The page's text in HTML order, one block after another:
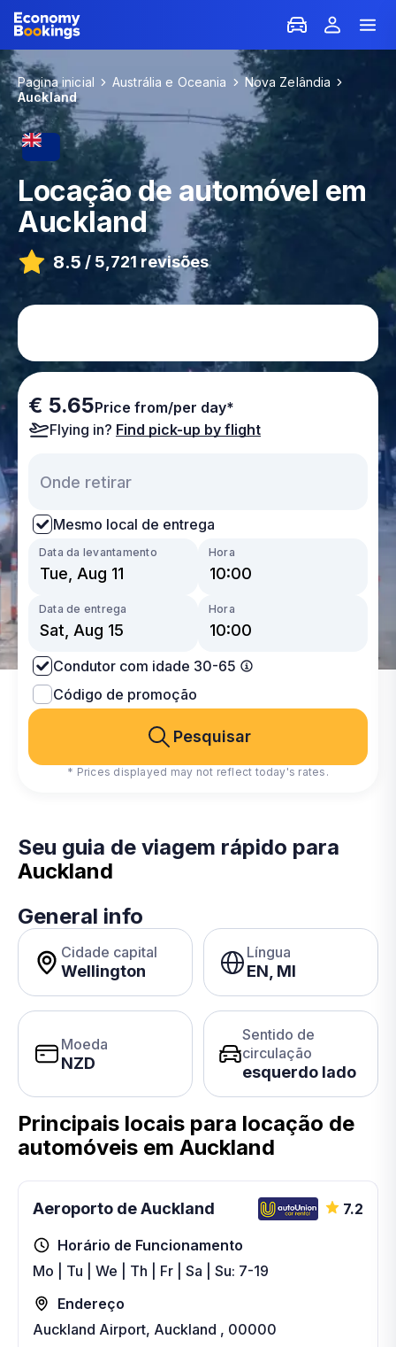
Pagina inicial Austrália e Oceania
Nova Zelândia
Auckland
Locação de automóvel em
Auckland
8.5 / 5,721 revisões
€ 5.65Price from/per day*
Flying in? Find pick-up by flight
Mesmo local de entrega
Data da levantamento Hora
Data de entrega Hora
Condutor com idade 30-65
Código de promoção
Pesquisar
* Prices displayed may not reflect today's rates.
Seu guia de viagem rápido para
Auckland
General info
Cidade capital
Wellington
Língua
EN, MI
Moeda
NZD
Sentido de
circulação
esquerdo lado
Principais locais para locação de
automóveis em Auckland
Aeroporto de Auckland 7.2
Horário de Funcionamento
Mo | Tu | We | Th | Fr | Sa | Su: 7-19
Endereço
Auckland Airport, Auckland , 00000